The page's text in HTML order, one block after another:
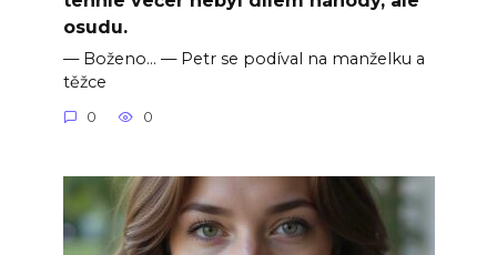
osudu.
— Boženo… — Petr se podíval na manželku a
těžce
0 0